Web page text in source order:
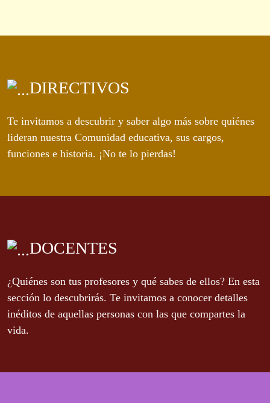
DIRECTIVOS
Te invitamos a descubrir y saber algo más sobre quiénes
lideran nuestra Comunidad educativa, sus cargos,
funciones e historia. ¡No te lo pierdas!
DOCENTES
¿Quiénes son tus profesores y qué sabes de ellos? En esta
sección lo descubrirás. Te invitamos a conocer detalles
inéditos de aquellas personas con las que compartes la
vida.